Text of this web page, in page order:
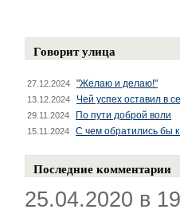
Говорит улица
27.12.2024 "Желаю и делаю!"
13.12.2024 Чей успех оставил в
29.11.2024 По пути доброй воли
15.11.2024 С чем обратились бы
Последние комментарии
25.04.2020 в